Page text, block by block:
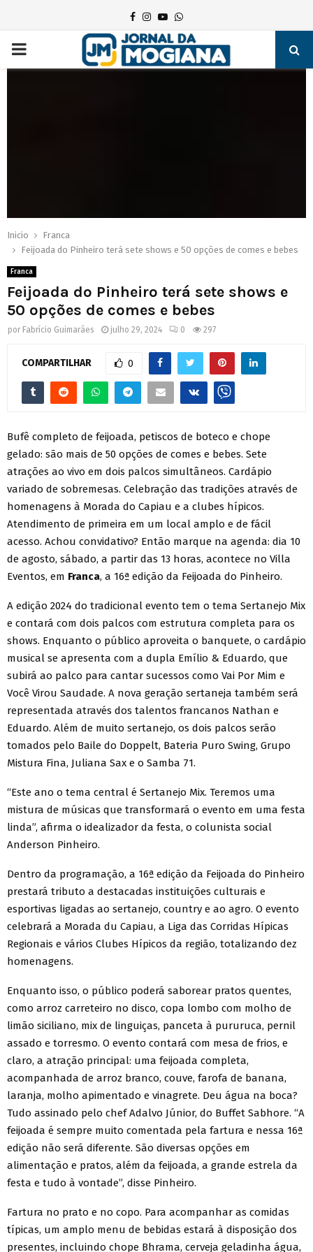
Facebook
Instagram
YoutubeWhatsapp
PRIMARY
Inicio
Franca
Feijoada do Pinheiro terá sete shows e 50 opções de comes e bebes
Franca
Feijoada do Pinheiro terá sete shows e
50 opções de comes e bebes
por Fabrício Guimarães julho 29, 2024 0 297
COMPARTILHAR 0
Bufê completo de feijoada, petiscos de boteco e chope
gelado: são mais de 50 opções de comes e bebes. Sete
atrações ao vivo em dois palcos simultâneos. Cardápio
variado de sobremesas. Celebração das tradições através de
homenagens à Morada do Capiau e a clubes hípicos.
Atendimento de primeira em um local amplo e de fácil
acesso. Achou convidativo? Então marque na agenda: dia 10
de agosto, sábado, a partir das 13 horas, acontece no Villa
Eventos, em Franca, a 16ª edição da Feijoada do Pinheiro.
A edição 2024 do tradicional evento tem o tema Sertanejo Mix
e contará com dois palcos com estrutura completa para os
shows. Enquanto o público aproveita o banquete, o cardápio
musical se apresenta com a dupla Emílio & Eduardo, que
subirá ao palco para cantar sucessos como Vai Por Mim e
Você Virou Saudade. A nova geração sertaneja também será
representada através dos talentos francanos Nathan e
Eduardo. Além de muito sertanejo, os dois palcos serão
tomados pelo Baile do Doppelt, Bateria Puro Swing, Grupo
Mistura Fina, Juliana Sax e o Samba 71.
“Este ano o tema central é Sertanejo Mix. Teremos uma
mistura de músicas que transformará o evento em uma festa
linda”, afirma o idealizador da festa, o colunista social
Anderson Pinheiro.
Dentro da programação, a 16ª edição da Feijoada do Pinheiro
prestará tributo a destacadas instituições culturais e
esportivas ligadas ao sertanejo, country e ao agro. O evento
celebrará a Morada du Capiau, a Liga das Corridas Hípicas
Regionais e vários Clubes Hípicos da região, totalizando dez
homenagens.
Enquanto isso, o público poderá saborear pratos quentes,
como arroz carreteiro no disco, copa lombo com molho de
limão siciliano, mix de linguiças, panceta à pururuca, pernil
assado e torresmo. O evento contará com mesa de frios, e
claro, a atração principal: uma feijoada completa,
acompanhada de arroz branco, couve, farofa de banana,
laranja, molho apimentado e vinagrete. Deu água na boca?
Tudo assinado pelo chef Adalvo Júnior, do Buffet Sabhore. “A
feijoada é sempre muito comentada pela fartura e nessa 16ª
edição não será diferente. São diversas opções em
alimentação e pratos, além da feijoada, a grande estrela da
festa e tudo à vontade”, disse Pinheiro.
Fartura no prato e no copo. Para acompanhar as comidas
típicas, um amplo menu de bebidas estará à disposição dos
presentes, incluindo chope Bhrama, cerveja geladinha água,